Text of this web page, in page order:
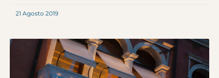
21 Agosto 2019